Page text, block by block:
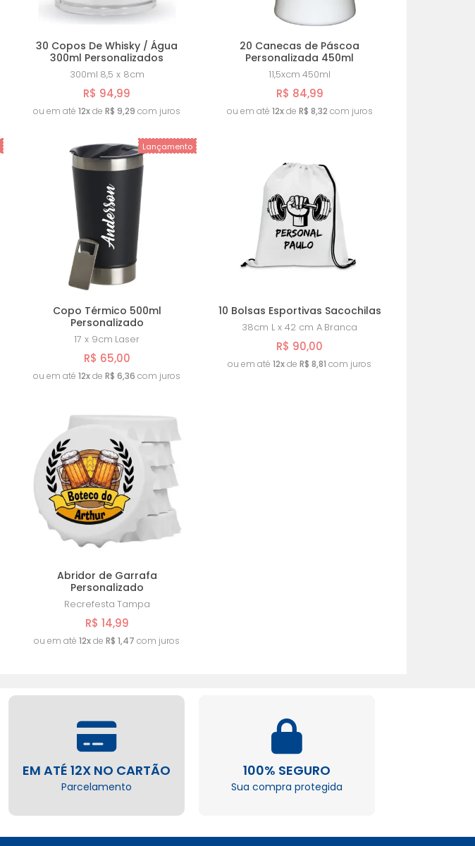
30 Copos De Whisky / Água
300ml Personalizados
300ml 8,5 x 8cm
R$ 94,99
ou em até12xdeR$ 9,29 com juros
20 Canecas de Páscoa
Personalizada 450ml
11,5xcm 450ml
R$ 84,99
ou em até 12xde R$ 8,32 com juros
Lançamento
Copo Térmico 500ml
Personalizado
17 x 9cm Laser
R$ 65,00
ou em até12xdeR$ 6,36 com juros
10 Bolsas Esportivas Sacochilas
38cm L x 42 cm A Branca
R$ 90,00
ou em até12xdeR$ 8,81 com juros
Abridor de Garrafa
Personalizado
Recrefesta Tampa
R$ 14,99
ou em até12xdeR$ 1,47 com juros
EM ATÉ 12X NO CARTÃO
Parcelamento
100% SEGURO
Sua compra protegida